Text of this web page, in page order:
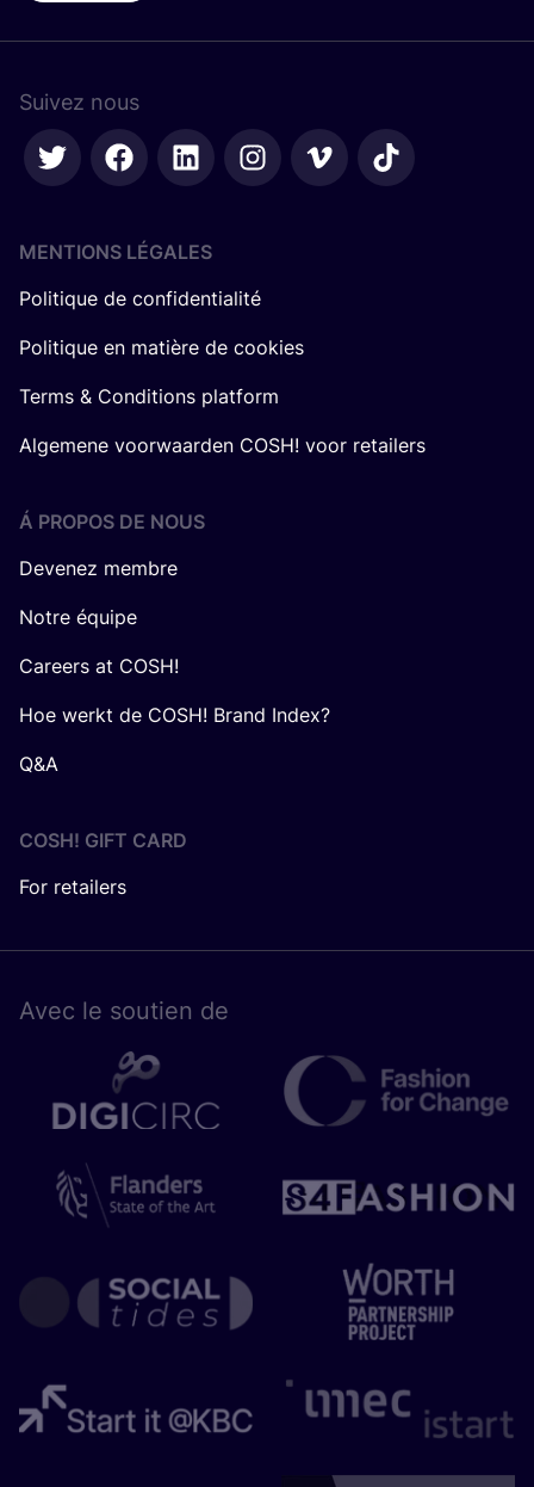
Suivez nous
MENTIONS LÉGALES
Politique de confidentialité
Politique en matière de cookies
Terms & Conditions platform
Algemene voorwaarden COSH! voor retailers
Á PROPOS DE NOUS
Devenez membre
Notre équipe
Careers at COSH!
Hoe werkt de COSH! Brand Index?
Q&A
COSH! GIFT CARD
For retailers
Avec le sou­tien de